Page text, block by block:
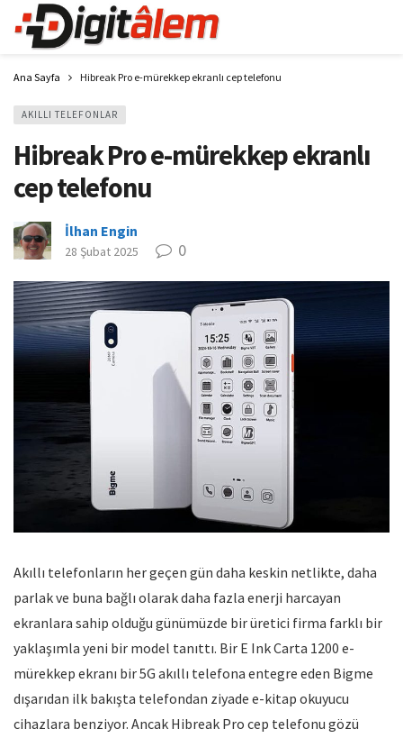
Ana Sayfa Hibreak Pro e-mürekkep ekranlı cep telefonu
AKILLI TELEFONLAR
Hibreak Pro e-mürekkep ekranlı
cep telefonu
İlhan Engin
28 Şubat 2025 0
Akıllı telefonların her geçen gün daha keskin netlikte, daha
parlak ve buna bağlı olarak daha fazla enerji harcayan
ekranlara sahip olduğu günümüzde bir üretici firma farklı bir
yaklaşımla yeni bir model tanıttı. Bir E Ink Carta 1200 e-
mürekkep ekranı bir 5G akıllı telefona entegre eden Bigme
dışarıdan ilk bakışta telefondan ziyade e-kitap okuyucu
cihazlara benziyor. Ancak Hibreak Pro cep telefonu gözü